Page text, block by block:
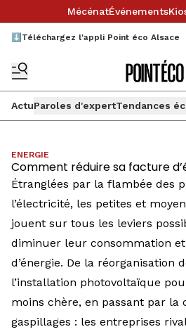
MécénatÉvénements
⬇️Téléchargez l'appli Point éco Alsace
ActuParoles d'expertTendances
ENERGIE
Comment réduire sa facture
Étranglées par la flambée des
l’électricité, les petites et
jouent sur tous les leviers
diminuer leur consommation
d’énergie. De la réorganisation
l’installation photovoltaïque
moins chère, en passant par la
gaspillages : les entreprises